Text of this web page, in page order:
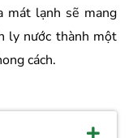
mát lạnh sẽ mang
ly nước thành một
cách.